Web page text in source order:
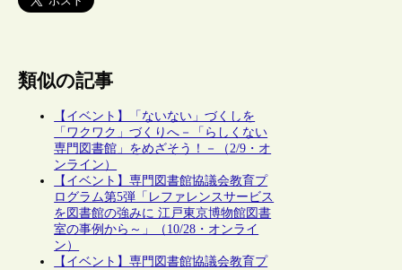
類似の記事
【イベント】「ないない」づくしを
「ワクワク」づくりへ－「らしくない
専門図書館」をめざそう！－（2/9・オ
ンライン）
【イベント】専門図書館協議会教育プ
ログラム第5弾「レファレンスサービス
を図書館の強みに 江戸東京博物館図書
室の事例から～」（10/28・オンライ
ン）
【イベント】専門図書館協議会教育プ